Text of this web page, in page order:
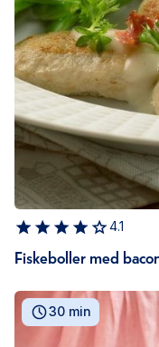
4.1
Fiskeboller med
30 min